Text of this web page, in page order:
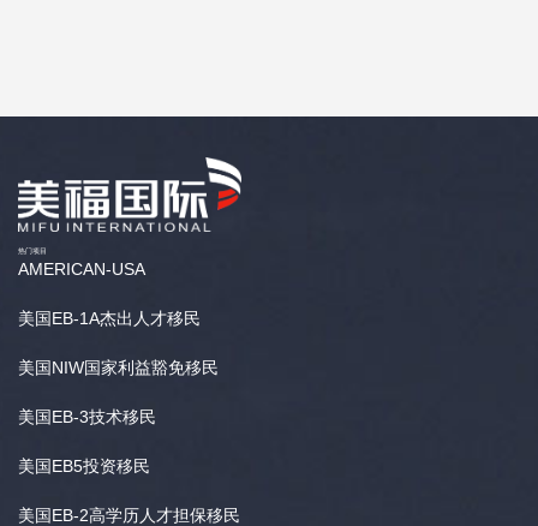
热门项目
AMERICAN-USA
美国EB-1A杰出人才移民
美国NIW国家利益豁免移民
美国EB-3技术移民
美国EB5投资移民
美国EB-2高学历人才担保移民